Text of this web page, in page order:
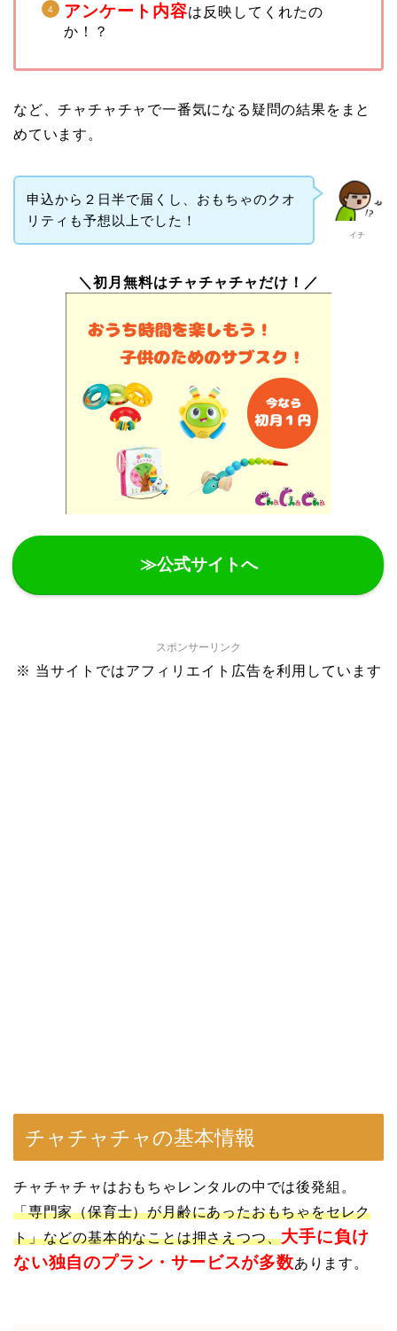
アンケート内容は反映してくれたの
か！？
など、チャチャチャで一番気になる疑問の結果をまと
めています。
イチ
申込から２日半で届くし、おもちゃのクオ
リティも予想以上でした！
＼初月無料はチャチャチャだけ！／
≫公式サイトへ
スポンサーリンク
※ 当サイトではアフィリエイト広告を利用しています
チャチャチャの基本情報
チャチャチャはおもちゃレンタルの中では後発組。
「専門家（保育士）が月齢にあったおもちゃをセレク
ト」などの基本的なことは押さえつつ、大手に負け
ない独自のプラン・サービスが多数あります。